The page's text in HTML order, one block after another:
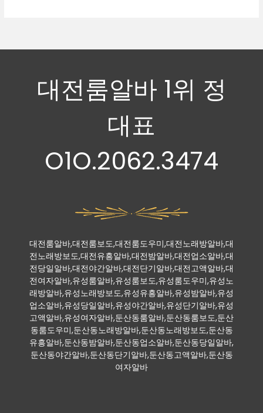
대전룸알바 1위 정
대표
O1O.2062.3474
대전룸알바,대전룸보도,대전룸도우미,대전노래방알바,대
전노래방보도,대전유흥알바,대전밤알바,대전업소알바,대
전당일알바,대전야간알바,대전단기알바,대전고액알바,대
전여자알바,유성룸알바,유성룸보도,유성룸도우미,유성노
래방알바,유성노래방보도,유성유흥알바,유성밤알바,유성
업소알바,유성당일알바,유성야간알바,유성단기알바,유성
고액알바,유성여자알바,둔산동룸알바,둔산동룸보도,둔산
동룸도우미,둔산동노래방알바,둔산동노래방보도,둔산동
유흥알바,둔산동밤알바,둔산동업소알바,둔산동당일알바,
둔산동야간알바,둔산동단기알바,둔산동고액알바,둔산동
여자알바